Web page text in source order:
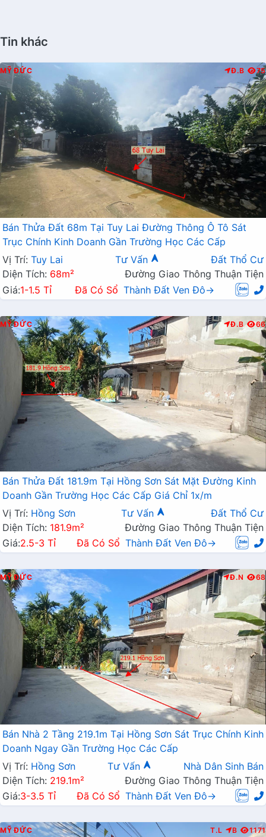
Tin khác
MỸ ĐỨC Đ.B 75
Bán Thửa Đất 68m Tại Tuy Lai Đường Thông Ô Tô Sát
Trục Chính Kinh Doanh Gần Trường Học Các Cấp
Vị Trí: Tuy Lai Tư Vấn
Đất Thổ Cư
Diện Tích: 68m²
Đường Giao Thông Thuận Tiện
Giá:1-1.5 Tỉ Đã Có Sổ Thành Đất Ven Đô→
MỸ ĐỨC Đ.B 66
Bán Thửa Đất 181.9m Tại Hồng Sơn Sát Mặt Đường Kinh
Doanh Gần Trường Học Các Cấp Giá Chỉ 1x/m
Vị Trí: Hồng Sơn Tư Vấn
Đất Thổ Cư
Diện Tích: 181.9m²
Đường Giao Thông Thuận Tiện
Giá:2.5-3 Tỉ Đã Có Sổ Thành Đất Ven Đô→
MỸ ĐỨC Đ.N 68
Bán Nhà 2 Tầng 219.1m Tại Hồng Sơn Sát Trục Chính Kinh
Doanh Ngay Gần Trường Học Các Cấp
Vị Trí: Hồng Sơn Tư Vấn
Nhà Dân Sinh Bán
Diện Tích: 219.1m²
Đường Giao Thông Thuận Tiện
Giá:3-3.5 Tỉ Đã Có Sổ Thành Đất Ven Đô→
MỸ ĐỨC T.L B 1171